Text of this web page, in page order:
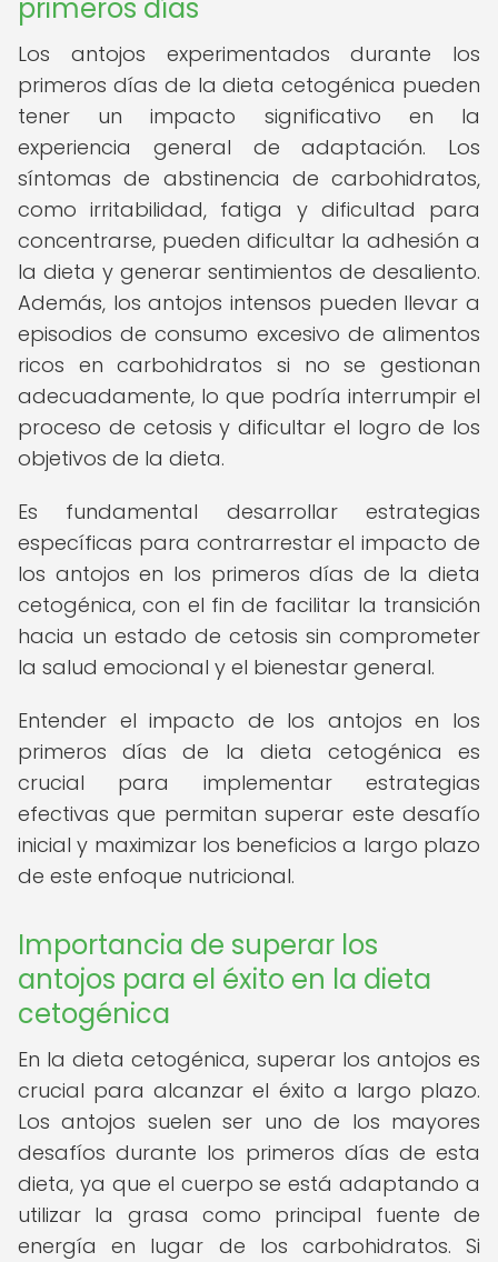
primeros días
Los antojos experimentados durante los
primeros días de la dieta cetogénica pueden
tener un impacto significativo en la
experiencia general de adaptación. Los
síntomas de abstinencia de carbohidratos,
como irritabilidad, fatiga y dificultad para
concentrarse, pueden dificultar la adhesión a
la dieta y generar sentimientos de desaliento.
Además, los antojos intensos pueden llevar a
episodios de consumo excesivo de alimentos
ricos en carbohidratos si no se gestionan
adecuadamente, lo que podría interrumpir el
proceso de cetosis y dificultar el logro de los
objetivos de la dieta.
Es fundamental desarrollar estrategias
específicas para contrarrestar el impacto de
los antojos en los primeros días de la dieta
cetogénica, con el fin de facilitar la transición
hacia un estado de cetosis sin comprometer
la salud emocional y el bienestar general.
Entender el impacto de los antojos en los
primeros días de la dieta cetogénica es
crucial para implementar estrategias
efectivas que permitan superar este desafío
inicial y maximizar los beneficios a largo plazo
de este enfoque nutricional.
Importancia de superar los
antojos para el éxito en la dieta
cetogénica
En la dieta cetogénica, superar los antojos es
crucial para alcanzar el éxito a largo plazo.
Los antojos suelen ser uno de los mayores
desafíos durante los primeros días de esta
dieta, ya que el cuerpo se está adaptando a
utilizar la grasa como principal fuente de
energía en lugar de los carbohidratos. Si